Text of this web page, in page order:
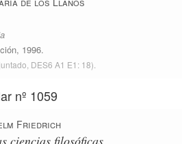
, 1996.
DES6 A1 E1: 18).
nº 1059
Friedrich
ciencias filosóficas